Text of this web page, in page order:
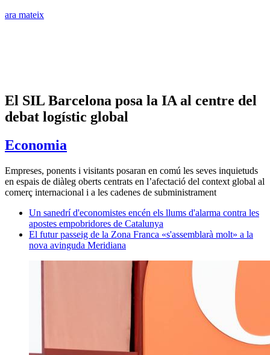
ara mateix
El SIL Barcelona posa la IA al centre del
debat logístic global
Economia
Empreses, ponents i visitants posaran en comú les seves inquietuds
en espais de diàleg oberts centrats en l’afectació del context global al
comerç internacional i a les cadenes de subministrament
Un sanedrí d'economistes encén els llums d'alarma contra les
apostes empobridores de Catalunya
El futur passeig de la Zona Franca «s'assemblarà molt» a la
nova avinguda Meridiana